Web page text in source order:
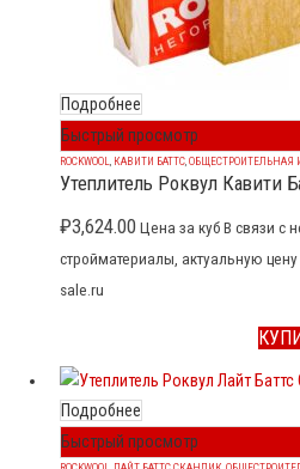
Подробнее
Быстрый просмотр
ROCKWOOL КАВИТИ БАТТС ОБЩЕСТРОИТЕЛЬНАЯ
Утеплитель Роквул Кавити
₽3,624.00 Цена за куб В связи с
стройматериалы, актуальную
sale.ru
Подробнее
Быстрый просмотр